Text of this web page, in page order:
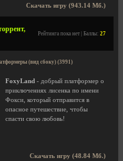
Скачать игру (943.14 Мб.)
Рейтинга пока нет | Баллы: 27
(вид сбоку) (3991)
FoxyLand - добрый платформер о
приключениях лисенка по имени
Фокси, который отправится в
опасное путешествие, чтобы
спасти свою любовь!
Скачать игру (48.84 Мб.)